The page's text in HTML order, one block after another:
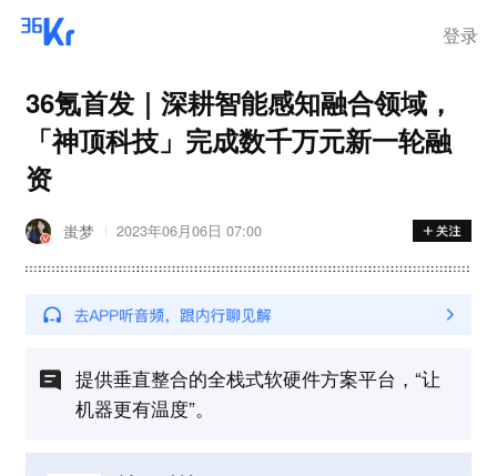
登录
36氪首发｜深耕智能感知融合领域，
「神顶科技」完成数千万元新一轮融
资
蚩梦 2023年06月06日 07:00
提供垂直整合的全栈式软硬件方案平台，“让
机器更有温度”。